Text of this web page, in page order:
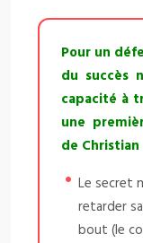
Pour un
du succès
capacité à
une
de Christian
Le secret
retarder
bout (le